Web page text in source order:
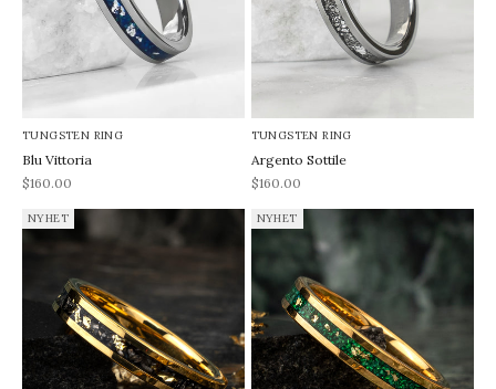
TUNGSTEN RING
Blu Vittoria
REA-pris
$160.00
TUNGSTEN RING
Argento Sottile
REA-pris
$160.00
NYHET NYHET